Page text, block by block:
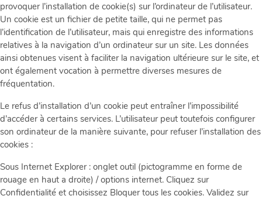
provoquer l’installation de cookie(s) sur l’ordinateur de l’utilisateur.
Un cookie est un fichier de petite taille, qui ne permet pas
l’identification de l’utilisateur, mais qui enregistre des informations
relatives à la navigation d’un ordinateur sur un site. Les données
ainsi obtenues visent à faciliter la navigation ultérieure sur le site, et
ont également vocation à permettre diverses mesures de
fréquentation.
Le refus d’installation d’un cookie peut entraîner l’impossibilité
d’accéder à certains services. L’utilisateur peut toutefois configurer
son ordinateur de la manière suivante, pour refuser l’installation des
cookies :
Sous Internet Explorer : onglet outil (pictogramme en forme de
rouage en haut a droite) / options internet. Cliquez sur
Confidentialité et choisissez Bloquer tous les cookies. Validez sur